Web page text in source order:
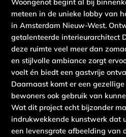
meteen in de unieke lobby van
in Amsterdam Nieuw-West.
getalenteerde interieurarchitect
deze ruimte veel meer dan
en stijlvolle ambiance zorgt
voelt én biedt een gastvrije
Daarnaast komt er een
bewoners ook gebruik van
Wat dit project echt bijzonder
indrukwekkende kunstwerk dat
een levensgrote afbeelding van